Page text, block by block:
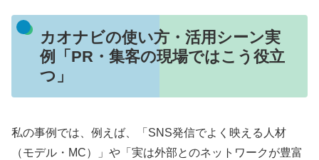
カオナビの使い方・活用シーン実
例「PR・集客の現場ではこう役立
つ」
私の事例では、例えば、「SNS発信でよく映える人材
（モデル・MC）」や「実は外部とのネットワークが豊富